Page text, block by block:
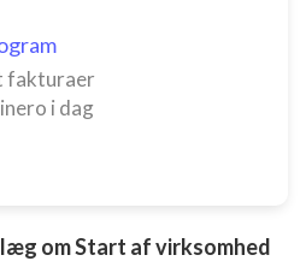
fakturaer
i dag
om Start af virksomhed